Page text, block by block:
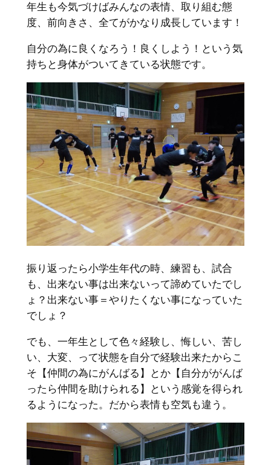
年生も今気づけばみんなの表情、取り組む態
度、前向きさ、全てがかなり成長しています！
自分の為に良くなろう！良くしよう！という気
持ちと身体がついてきている状態です。
振り返ったら小学生年代の時、練習も、試合
も、出来ない事は出来ないって諦めていたでし
ょ？出来ない事＝やりたくない事になっていた
でしょ？
でも、一年生として色々経験し、悔しい、苦し
い、大変、って状態を自分で経験出来たからこ
そ【仲間の為にがんばる】とか【自分ががんば
ったら仲間を助けられる】という感覚を得られ
るようになった。だから表情も空気も違う。